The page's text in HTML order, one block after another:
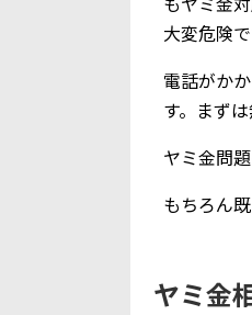
大変危険で
電話がか
す。まず
ヤミ金問
もちろん
ヤミ金